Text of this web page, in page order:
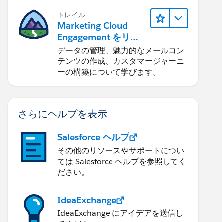
トレイル
Marketing Cloud
Engagement をリリ
ースする
データの管理、魅力的なメールコン
テンツの作成、カスタマージャーニ
ーの構築について学びます。
さらにヘルプを表示
Salesforce ヘルプ
その他のリソースやサポートについ
ては Salesforce ヘルプを参照してく
ださい。
IdeaExchange
IdeaExchange にアイデアを送信し